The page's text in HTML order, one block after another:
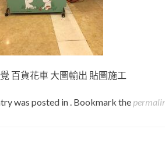
百貨花車 大圖輸出 貼圖施工
was posted in . Bookmark the